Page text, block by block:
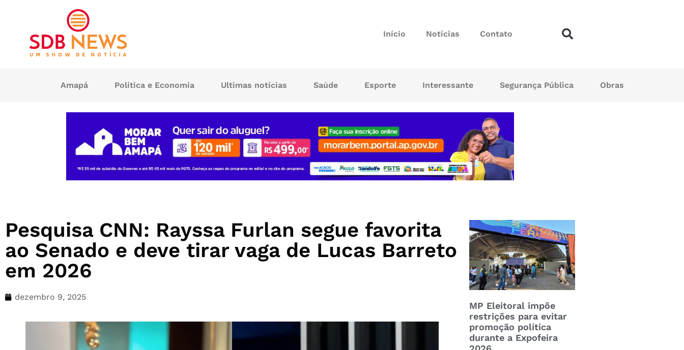
Início Notícias Contato
Amapá Política e Economia Ultimas notícias Saúde Esporte Interessante Segurança Pública Obras
Pesquisa CNN: Rayssa Furlan segue favorita
ao Senado e deve tirar vaga de Lucas Barreto
em 2026
dezembro 9, 2025
MP Eleitoral impõe
restrições para evitar
promoção política
durante a Expofeira